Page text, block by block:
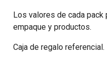
Los valores de cada pack
empaque y productos.
Caja de regalo referencial.